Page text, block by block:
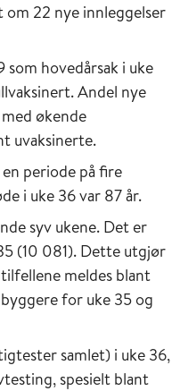
22 nye innleggelser
hovedårsak i uke
Andel nye
økende
uvaksinerte.
periode på fire
i uke 36 var 87 år.
syv ukene. Det er
(10 081). Dette utgjør
meldes blant
for uke 35 og
samlet) i uke 36,
spesielt blant